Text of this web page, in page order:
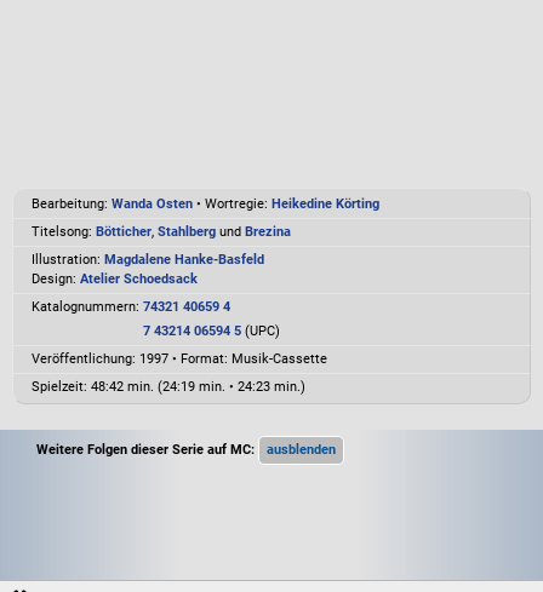
Bearbeitung: Wanda Osten • Wortregie: Heikedine Körting
Titelsong: Bötticher, Stahlberg und Brezina
Illustration: Magdalene Hanke-Basfeld
Design: Atelier Schoedsack
Katalognummern: 74321 40659 4
7 43214 06594 5 (UPC)
Veröffentlichung: 1997 • Format: Musik-Cassette
Spielzeit: 48:42 min. (24:19 min. • 24:23 min.)
Weitere Folgen dieser Serie auf MC: